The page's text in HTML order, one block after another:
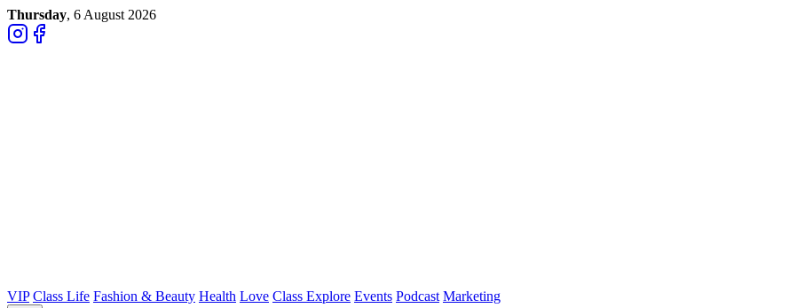
Thursday, 6 August 2026
VIP Class Life Fashion & Beauty Health Love Class Explore Events Podcast Marketing